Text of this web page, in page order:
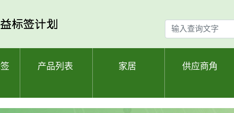
输
入
查
产品列表 家居 供应商角